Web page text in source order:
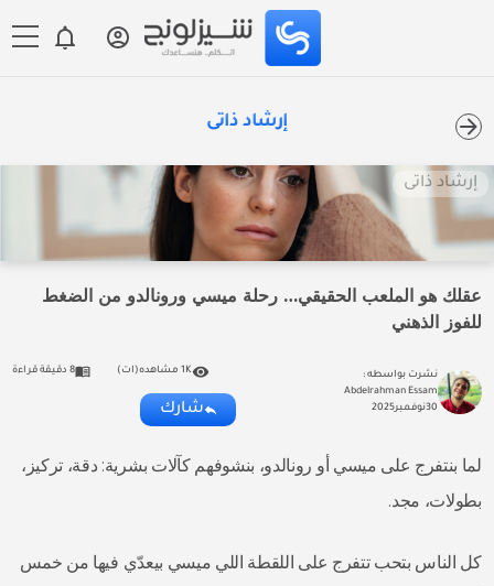
إرشاد ذاتى
إرشاد ذاتى
عقلك هو الملعب الحقيقي… رحلة ميسي ورونالدو من الضغط
للفوز الذهني
نشرت بواسطه :
Abdelrahman Essam
30نوفمبر2025
1K مشاهده(ات) 8 دقيقة قراءة
شارك
لما بنتفرج على ميسي أو رونالدو، بنشوفهم كآلات بشرية: دقة، تركيز،
بطولات، مجد.
كل الناس بتحب تتفرج على اللقطة اللي ميسي بيعدّي فيها من خمس